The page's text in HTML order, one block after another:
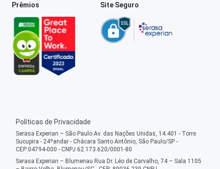
Prêmios Site Seguro
Políticas de Privacidade
Serasa Experian – São Paulo Av. das Nações Unidas, 14.401 - Torre
Sucupira - 24ºandar - Chácara Santo Antônio, São Paulo/SP -
CEP:04794-000 - CNPJ 62.173.620/0001-80
Serasa Experian – Blumenau Rua Dr. Léo de Carvalho, 74 – Sala 1105